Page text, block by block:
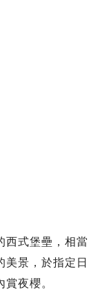
西式堡壘，相當
美景，於指定日
夜櫻。